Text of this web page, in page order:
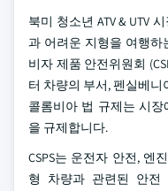
북미 청소년 ATV & UTV
과 어려운 지형을 여행하
비자 제품 안전위원회
터 차량의 부서, 펜실베
콜롬비아 법 규제는 시
을 규제합니다.
CSPS는 운전자 안전, 엔
형 차량과 관련된 안전